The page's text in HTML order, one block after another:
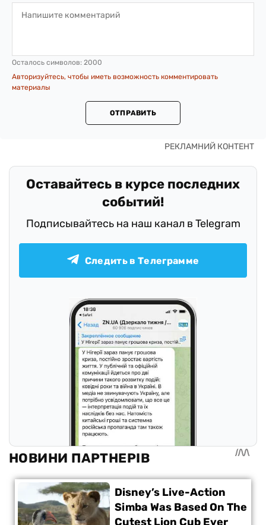
Осталось символов: 2000
Авторизуйтесь, чтобы иметь возможность комментировать
материалы
ОТПРАВИТЬ
Оставайтесь в курсе последних
событий!
Подписывайтесь на наш канал в Telegram
Следить в Телеграмме